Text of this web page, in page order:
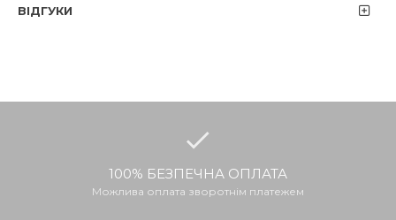
ВІДГУКИ
100% БЕЗПЕЧНА ОПЛАТА
Можлива оплата зворотнім платежем